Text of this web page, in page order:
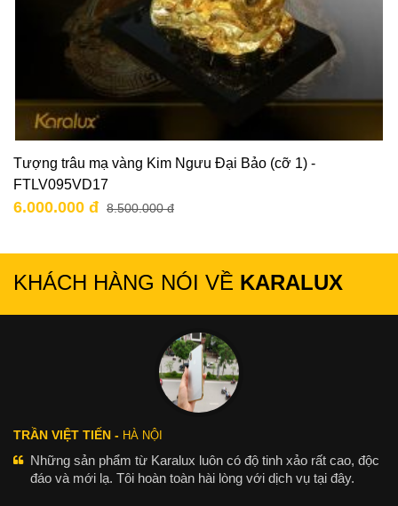
Tượng trâu mạ vàng Kim Ngưu Đại Bảo (cỡ 1) -
FTLV095VD17
6.000.000 đ 8.500.000 đ
KHÁCH HÀNG NÓI VỀ KARALUX
TRẦN VIỆT TIẾN - HÀ NỘI
Những sản phẩm từ Karalux luôn có độ tinh xảo rất cao, độc
đáo và mới lạ. Tôi hoàn toàn hài lòng với dịch vụ tại đây.